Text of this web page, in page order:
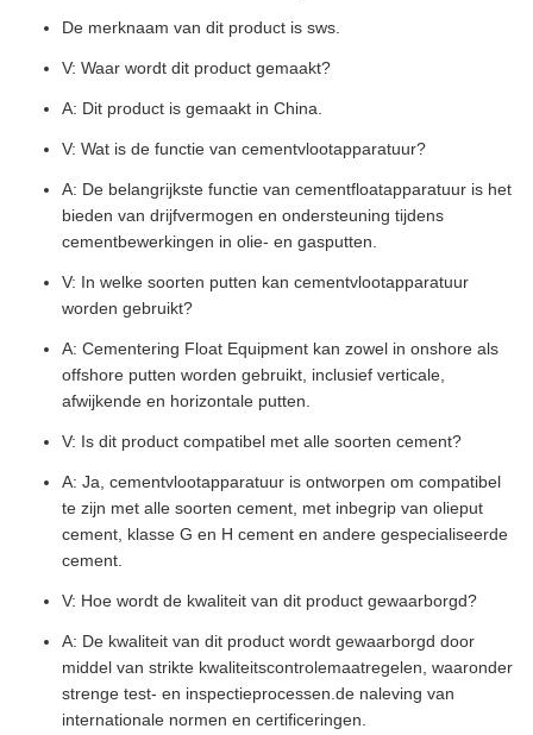
De merknaam van dit product is sws.
V: Waar wordt dit product gemaakt?
A: Dit product is gemaakt in China.
V: Wat is de functie van cementvlootapparatuur?
A: De belangrijkste functie van cementfloatapparatuur is het
bieden van drijfvermogen en ondersteuning tijdens
cementbewerkingen in olie- en gasputten.
V: In welke soorten putten kan cementvlootapparatuur
worden gebruikt?
A: Cementering Float Equipment kan zowel in onshore als
offshore putten worden gebruikt, inclusief verticale,
afwijkende en horizontale putten.
V: Is dit product compatibel met alle soorten cement?
A: Ja, cementvlootapparatuur is ontworpen om compatibel
te zijn met alle soorten cement, met inbegrip van olieput
cement, klasse G en H cement en andere gespecialiseerde
cement.
V: Hoe wordt de kwaliteit van dit product gewaarborgd?
A: De kwaliteit van dit product wordt gewaarborgd door
middel van strikte kwaliteitscontrolemaatregelen, waaronder
strenge test- en inspectieprocessen.de naleving van
internationale normen en certificeringen.